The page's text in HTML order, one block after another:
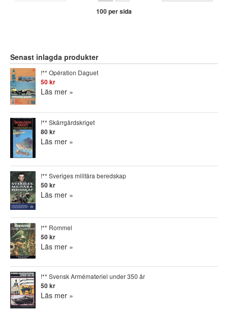
100 per sida
Senast inlagda produkter
!** Opération Daguet
50 kr
Läs mer »
!** Skärrgårdskriget
80 kr
Läs mer »
!** Sveriges militära beredskap
50 kr
Läs mer »
!** Rommel
50 kr
Läs mer »
!** Svensk Armémateriel under 350 år
50 kr
Läs mer »